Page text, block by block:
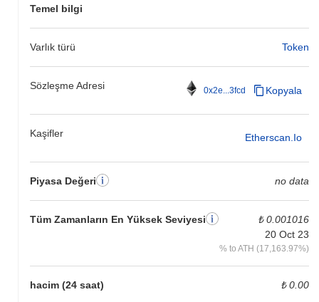
Temel bilgi
Varlık türü Token
Sözleşme Adresi 0x2e...3fcd Kopyala
Kaşifler Etherscan.io
Piyasa Değeri no data
Tüm Zamanların En Yüksek Seviyesi
₺ 0.001016
20 Oct 23
% to ATH (17,163.97%)
hacim (24 saat) ₺ 0.00